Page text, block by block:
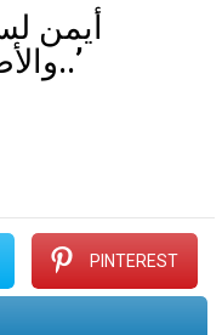
والأضواء غلطوني في روحي..’
PINTEREST